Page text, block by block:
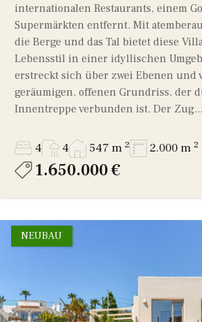
internationalen Restaurants, einem
Supermärkten entfernt. Mit
die Berge und das Tal bietet diese
Lebensstil in einer idyllischen
erstreckt sich über zwei Ebenen und
geräumigen, offenen Grundriss, der
Innentreppe verbunden ist. Der Zug...
4 4 547 m 2 2.000 m 2
1.650.000 €
NEUBAU